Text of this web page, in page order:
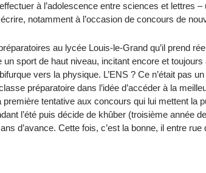
à l’adolescence entre sciences et lettres –
notamment à l’occasion de concours de
au lycée Louis-le-Grand qu’il prend
sport de haut niveau, incitant encore et
vers la physique. L’ENS ? Ce n’était pas
préparatoire dans l’idée d’accéder à la
tentative aux concours qui lui mettent la
l’été puis décide de khûber (troisième année
d’avance. Cette fois, c’est la bonne, il entre rue